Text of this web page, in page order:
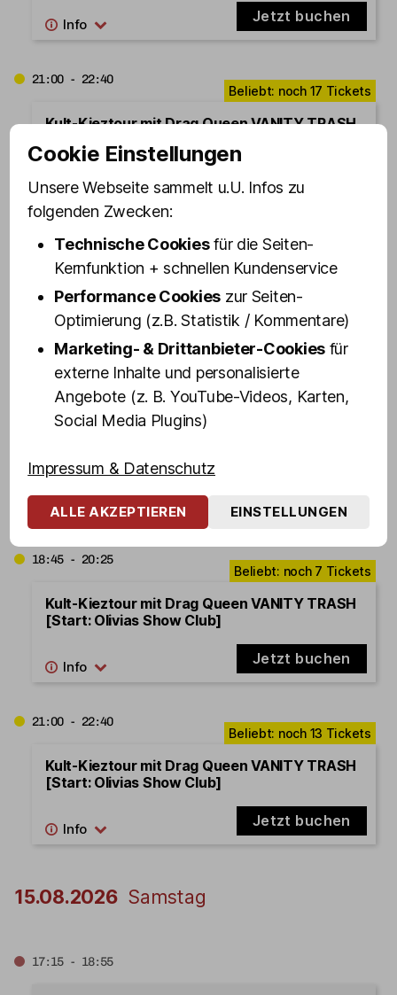
Jetzt buchen
21:00 - 22:40
Kult-Kieztour mit Drag Queen VANITY TRASH
Jetzt buchen
12.08.2026 Mittwoch
19:30 - 21:10
Kult-Kieztour mit Drag Queen VANITY TRASH
[Start: Olivia Jones Bar]
14.08.2026 Freitag
18:45 - 20:25
Kult-Kieztour mit Drag Queen VANITY TRASH
[Start: Olivias Show Club]
Jetzt buchen
21:00 - 22:40
Kult-Kieztour mit Drag Queen VANITY TRASH
[Start: Olivias Show Club]
Jetzt buchen
15.08.2026 Samstag
17:15 - 18:55
Cookie Einstellungen
Unsere Webseite sammelt u.U. Infos zu
folgenden Zwecken:
Technische Cookiesfür die Seiten-
Kernfunktion + schnellen Kundenservice
Performance Cookies zur Seiten-
Optimierung (z.B. Statistik / Kommentare)
Marketing- & Drittanbieter-Cookies für
externe Inhalte und personalisierte
Angebote (z. B. YouTube-Videos, Karten,
Social Media Plugins)
Impressum & Datenschutz
ALLE AKZEPTIEREN EINSTELLUNGEN